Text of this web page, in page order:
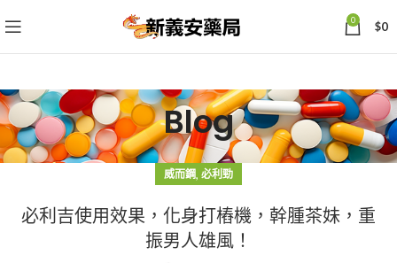
0 $0
Blog
威而鋼, 必利勁
必利吉使用效果，化身打樁機，幹腫茶妹，重
振男人雄風！